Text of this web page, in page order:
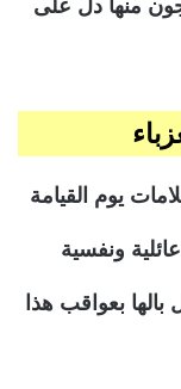
منها دل على
يوم القيامة
ونفسية
بعواقب هذا